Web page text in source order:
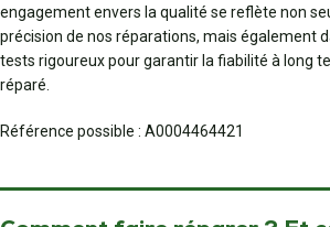
engagement envers la qualité se reflète non
précision de nos réparations, mais également
tests rigoureux pour garantir la fiabilité à long
réparé.
Référence possible : A0004464421